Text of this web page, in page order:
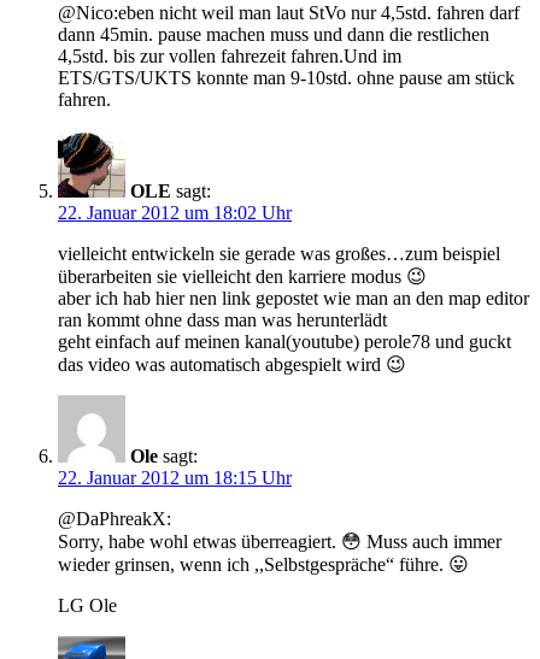
@Nico:eben nicht weil man laut StVo nur 4,5std. fahren darf
dann 45min. pause machen muss und dann die restlichen
4,5std. bis zur vollen fahrezeit fahren.Und im
ETS/GTS/UKTS konnte man 9-10std. ohne pause am stück
fahren.
OLE sagt:
22. Januar 2012 um 18:02 Uhr
vielleicht entwickeln sie gerade was großes…zum beispiel
überarbeiten sie vielleicht den karriere modus 😉
aber ich hab hier nen link gepostet wie man an den map editor
ran kommt ohne dass man was herunterlädt
geht einfach auf meinen kanal(youtube) perole78 und guckt
das video was automatisch abgespielt wird 😉
Ole sagt:
22. Januar 2012 um 18:15 Uhr
@DaPhreakX:
Sorry, habe wohl etwas überreagiert. 😳 Muss auch immer
wieder grinsen, wenn ich ,,Selbstgespräche“ führe. 😛
LG Ole